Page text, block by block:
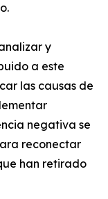
y
a este
las causas de
negativa se
reconectar
han retirado